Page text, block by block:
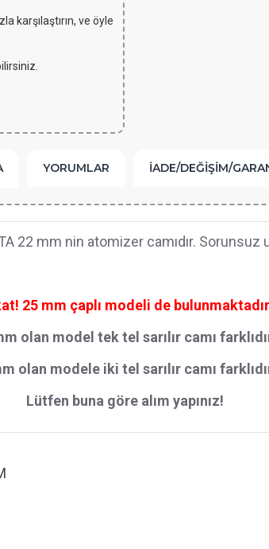
karşılaştırın, ve öyle
YORUMLAR İADE/DEĞIŞIM/
22 mm nin atomizer camıdır. Sorunsuz
25 mm çaplı modeli de
olan model tek tel sarılır camı
olan modele iki tel sarılır camı
Lütfen buna göre alım yapınız!